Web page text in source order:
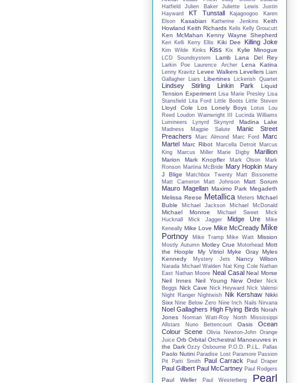
Hatfield
Julien Baker Juliette Lewis
Justin
Hayward
KT Tunstall Kajagoogoo
Karen
Elson
Kasabian Katherine Jenkins
Keith
Howland Keith Richards Kelis Kelly Groucutt
Ken McMahan Kenny Wayne Shepherd
Keri Kelli Kerry Ellis Kiki Dee Killing Joke
Kim Wilde Kinks Kiss Kix Kylie Minogue
LCD Soundsystem Lamb Lana Del Rey
Larkin Poe Laurence Archer Lena Katina
Lenny Kravitz Levee Walkers Levellers
Liam
Gallagher
Liars Libertines Lickerish Quartet
Lindsey Stirling Linkin Park
Liquid
Tension Experiment
Lisa Marie Presley
Lisa
Stansfield
Lita Ford Little Boots Little Steven
Lloyd Cole Los Lonely Boys Lotus
Lou
Reed
Loudon Wainwright III
Lucinda Williams
Lumineers
Lynyrd Skynyrd Madina Lake
Madness Magpie Salute
Manic Street
Preachers
Marc Almond Marc Ford
Marc
Martel Marc Ribot Marcella Detroit
Marcus
King
Marcus Miller Marie Digby Marillion
Marion Mark Knopfler Mark Olson
Mark
Ronson Martina McBride Mary Hopkin Mary
J Blige
Matchbox Twenty
Matt Bissonette
Matt Cameron
Matt Johnson Matt Sorum
Mauro Magellan Maximo Park Megadeth
Melissa Reese
Metallica Meters Michael
Buble
Michael Jackson Michael McDonald
Michael Monroe Michael Sweet
Mick
Hucknall
Mick Jagger Midge Ure
Mike
Keneally Mike Love Mike McCready Mike
Portnoy
Mike Tramp Mike Watt Mission
Mostly Autumn Motley Crue Motorhead Mott
the Hoople
My Vitriol Myke Gray Myles
Kennedy
Mystery Jets Nancy Wilson
Narada Michael Walden Nat King Cole Nathan
East Nathan Moore Neal Casal Neal Morse
Neil Innes
Neil Young New Order
Nick
Beggs Nick Cave Nick Heyward Nick Valensi
Night Ranger Nightwish Nik Kershaw Nikki
Sixx Nine Below Zero Nine Inch Nails Nirvana
Noel Gallaghers High Flying Birds Norah
Jones
Norman Watt-Roy
North Mississippi
Allstars
Nuno Bettencourt Oasis
Ocean
Colour Scene
Olivia Newton-John
Orange
Juice Orb Orbital Orchestral Manoeuvres in
the Dark Ozzy Osbourne P.O.D. P.i.L. Pallas
Paolo Nutini Paradise Lost Paramore Passion
Pit
Patti Smith Paul Carrack Paul Draper
Paul Gilbert Paul McCartney Paul Rodgers
Paul Weller Paul Westerberg
Pearl